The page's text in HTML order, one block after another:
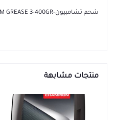
شحم تشامبيون-CHAMPION LITHIUM GREASE 3-400GR
منتجات مشابهة